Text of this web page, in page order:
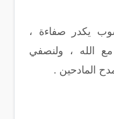
يكدر صفاءة ،
مع الله ، ولنصفي
المادحين .